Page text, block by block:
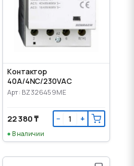
Контактор
40A/4NC/230VAC
Арт: BZ326459ME
22 380 ₸ − +
В наличии